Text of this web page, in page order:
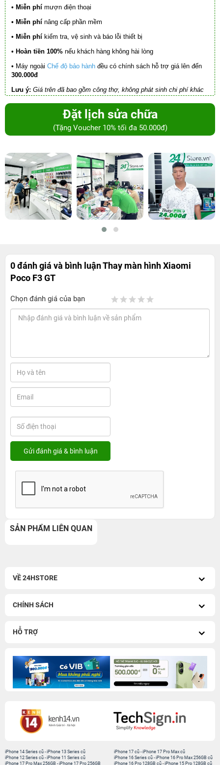
• Miễn phí mượn điện thoại
• Miễn phí nâng cấp phần mềm
• Miễn phí kiểm tra, vệ sinh và báo lỗi thiết bị
• Hoàn tiền 100% nếu khách hàng không hài lòng
• Máy ngoài Chế độ bảo hành đều có chính sách hỗ trợ giá lên đến
300.000đ
Lưu ý: Giá trên đã bao gồm công thợ, không phát sinh chi phí khác
Đặt lịch sửa chữa
(Tặng Voucher 10% tối đa 50.000đ)
0 đánh giá và bình luậnThay màn hình Xiaomi
Poco F3 GT
Chọn đánh giá của bạn
SẢN PHẨM LIÊN QUAN
VỀ 24HSTORE
CHÍNH SÁCH
HỖ TRỢ
iPhone 14 Series cũ -iPhone 13 Series cũ
iPhone 12 Series cũ -iPhone 11 Series cũ
iPhone 17 Pro Max 256GB -iPhone 17 Pro 256GB
iPhone 17 cũ-iPhone 17 Pro Max cũ
iPhone 16 Series cũ- iPhone 16 Pro Max 256GB cũ
iPhone 16 Pro 128GB cũ-iPhone 15 Pro 128GB cũ